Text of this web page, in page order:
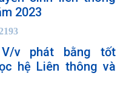
2023
2193
v phát bằng tốt
hệ Liên thông và